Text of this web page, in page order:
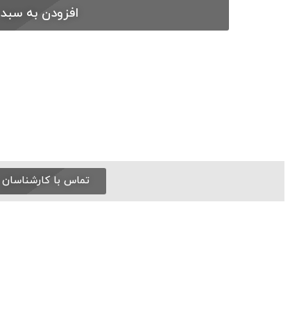
افزودن به سبد
تماس با کارشناسان